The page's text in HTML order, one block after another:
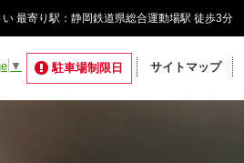
最寄り駅：静岡鉄道県総合運動場駅 徒歩3分
▼ 駐車場制限日 サイトマップ